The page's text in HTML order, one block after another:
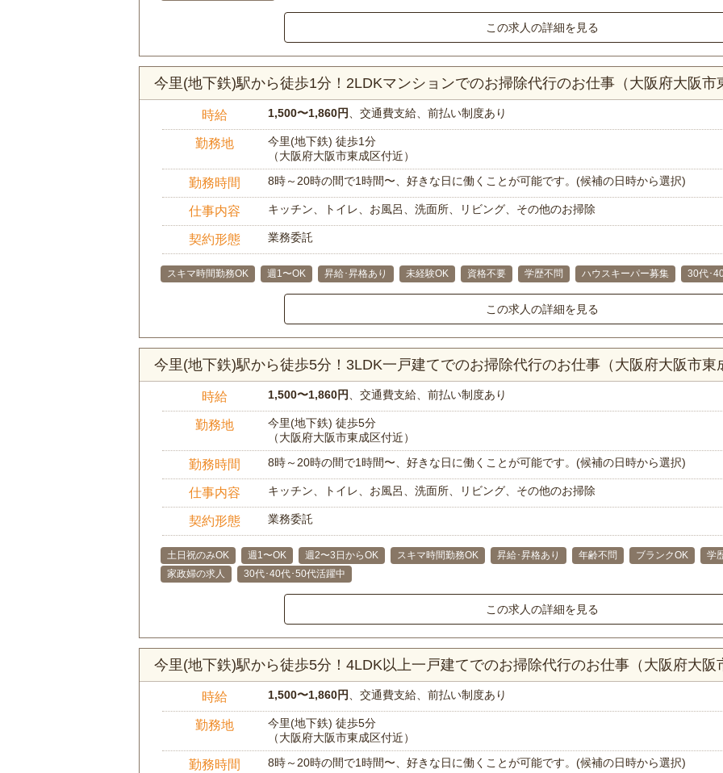
この求人の詳細を見る
今里(地下鉄)駅から徒歩1分！2LDKマンションでのお掃除代行のお仕事（大阪府大阪市
時給 1,500〜1,860円 、交通費支給、前払い制度あり
勤務地
今里(地下鉄) 徒歩1分
（大阪府大阪市東成区付近）
勤務時間 8時～20時の間で1時間〜、好きな日に働くことが可能です。(候補の日時から選択)
仕事内容 キッチン、トイレ、お風呂、洗面所、リビング、その他のお掃除
契約形態 業務委託
スキマ時間勤務OK 週1〜OK 昇給･昇格あり 未経験OK 資格不要 学歴不問 ハウスキーパー募集 30代･
この求人の詳細を見る
今里(地下鉄)駅から徒歩5分！3LDK一戸建てでのお掃除代行のお仕事（大阪府大阪市東
時給 1,500〜1,860円 、交通費支給、前払い制度あり
勤務地
今里(地下鉄) 徒歩5分
（大阪府大阪市東成区付近）
勤務時間 8時～20時の間で1時間〜、好きな日に働くことが可能です。(候補の日時から選択)
仕事内容 キッチン、トイレ、お風呂、洗面所、リビング、その他のお掃除
契約形態 業務委託
土日祝のみOK 週1〜OK 週2〜3日からOK スキマ時間勤務OK 昇給･昇格あり 年齢不問 ブランクOK 学
家政婦の求人
30代･40代･50代活躍中
この求人の詳細を見る
今里(地下鉄)駅から徒歩5分！4LDK以上一戸建てでのお掃除代行のお仕事（大阪府大阪
時給 1,500〜1,860円 、交通費支給、前払い制度あり
勤務地
今里(地下鉄) 徒歩5分
（大阪府大阪市東成区付近）
勤務時間 8時～20時の間で1時間〜、好きな日に働くことが可能です。(候補の日時から選択)